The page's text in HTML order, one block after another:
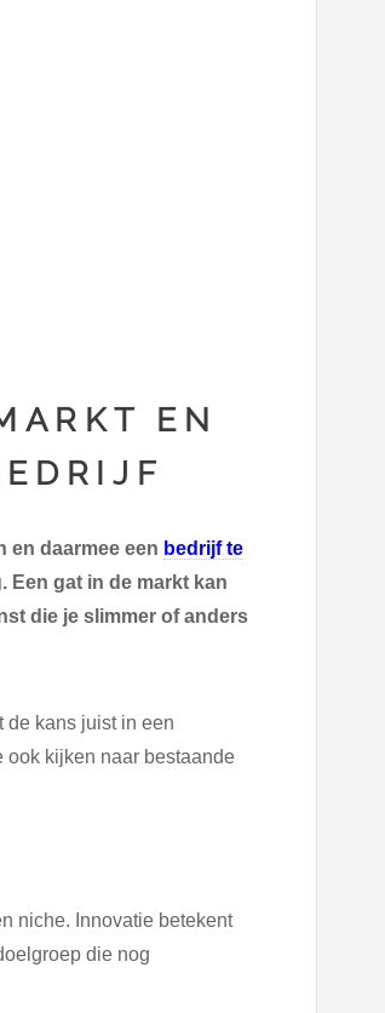
EN
en daarmee een bedrijf te
Een gat in de markt kan
die je slimmer of anders
de kans juist in een
ook kijken naar bestaande
niche. Innovatie betekent
die nog